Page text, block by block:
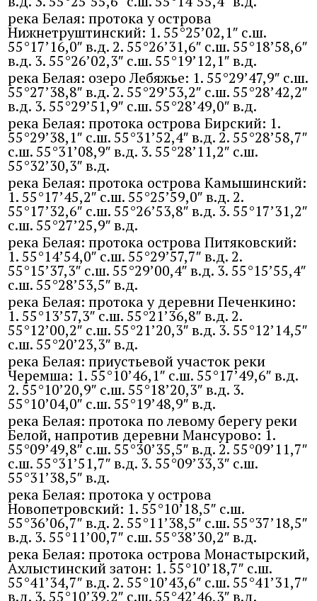
река Белая: протока у острова
Нижнетруштинский: 1. 55°25’02,1″ с.ш.
55°17’16,0″ в.д. 2. 55°26’31,6″ с.ш. 55°18’58,6″
в.д. 3. 55°26’02,3″ с.ш. 55°19’12,1″ в.д.
река Белая: озеро Лебяжье: 1. 55°29’47,9″ с.ш.
55°27’38,8″ в.д. 2. 55°29’53,2″ с.ш. 55°28’42,2″
в.д. 3. 55°29’51,9″ с.ш. 55°28’49,0″ в.д.
река Белая: протока острова Бирский: 1.
55°29’38,1″ с.ш. 55°31’52,4″ в.д. 2. 55°28’58,7″
с.ш. 55°31’08,9″ в.д. 3. 55°28’11,2″ с.ш.
55°32’30,3″ в.д.
река Белая: протока острова Камышинский:
1. 55°17’45,2″ с.ш. 55°25’59,0″ в.д. 2.
55°17’32,6″ с.ш. 55°26’53,8″ в.д. 3. 55°17’31,2″
с.ш. 55°27’25,9″ в.д.
река Белая: протока острова Питяковский:
1. 55°14’54,0″ с.ш. 55°29’57,7″ в.д. 2.
55°15’37,3″ с.ш. 55°29’00,4″ в.д. 3. 55°15’55,4″
с.ш. 55°28’53,5″ в.д.
река Белая: протока у деревни Печенкино:
1. 55°13’57,3″ с.ш. 55°21’36,8″ в.д. 2.
55°12’00,2″ с.ш. 55°21’20,3″ в.д. 3. 55°12’14,5″
с.ш. 55°20’23,3″ в.д.
река Белая: приустьевой участок реки
Черемша: 1. 55°10’46,1″ с.ш. 55°17’49,6″ в.д.
2. 55°10’20,9″ с.ш. 55°18’20,3″ в.д. 3.
55°10’04,0″ с.ш. 55°19’48,9″ в.д.
река Белая: протока по левому берегу реки
Белой, напротив деревни Мансурово: 1.
55°09’49,8″ с.ш. 55°30’35,5″ в.д. 2. 55°09’11,7″
с.ш. 55°31’51,7″ в.д. 3. 55°09’33,3″ с.ш.
55°31’38,5″ в.д.
река Белая: протока у острова
Новопетровский: 1. 55°10’18,5″ с.ш.
55°36’06,7″ в.д. 2. 55°11’38,5″ с.ш. 55°37’18,5″
в.д. 3. 55°11’00,7″ с.ш. 55°38’30,2″ в.д.
река Белая: протока острова Монастырский,
Ахлыстинский затон: 1. 55°10’18,7″ с.ш.
55°41’34,7″ в.д. 2. 55°10’43,6″ с.ш. 55°41’31,7″
в.д. 3. 55°10’39,2″ с.ш. 55°42’46,3″ в.д.